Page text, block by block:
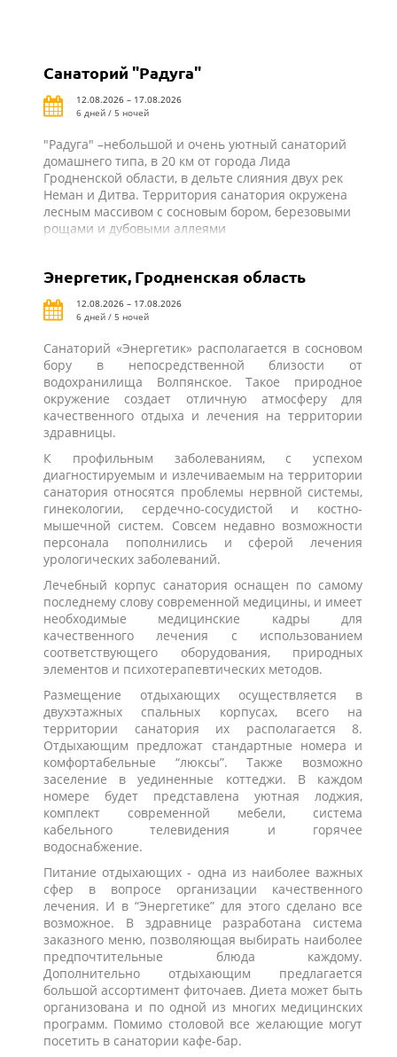
Санаторий "Радуга"
12.08.2026 – 17.08.2026
6 дней / 5 ночей
"Радуга" –небольшой и очень уютный санаторий
домашнего типа, в 20 км от города Лида
Гродненской области, в дельте слияния двух рек
Неман и Дитва. Территория санатория окружена
лесным массивом с сосновым бором, березовыми
рощами и дубовыми аллеями
Энергетик, Гродненская область
12.08.2026 – 17.08.2026
6 дней / 5 ночей
Санаторий «Энергетик» располагается в сосновом
бору в непосредственной близости от
водохранилища Волпянское. Такое природное
окружение создает отличную атмосферу для
качественного отдыха и лечения на территории
здравницы.
К профильным заболеваниям, с успехом
диагностируемым и излечиваемым на территории
санатория относятся проблемы нервной системы,
гинекологии, сердечно-сосудистой и костно-
мышечной систем. Совсем недавно возможности
персонала пополнились и сферой лечения
урологических заболеваний.
Лечебный корпус санатория оснащен по самому
последнему слову современной медицины, и имеет
необходимые медицинские кадры для
качественного лечения с использованием
соответствующего оборудования, природных
элементов и психотерапевтических методов.
Размещение отдыхающих осуществляется в
двухэтажных спальных корпусах, всего на
территории санатория их располагается 8.
Отдыхающим предложат стандартные номера и
комфортабельные “люксы”. Также возможно
заселение в уединенные коттеджи. В каждом
номере будет представлена уютная лоджия,
комплект современной мебели, система
кабельного телевидения и горячее
водоснабжение.
Питание отдыхающих - одна из наиболее важных
сфер в вопросе организации качественного
лечения. И в “Энергетике” для этого сделано все
возможное. В здравнице разработана система
заказного меню, позволяющая выбирать наиболее
предпочтительные блюда каждому.
Дополнительно отдыхающим предлагается
большой ассортимент фиточаев. Диета может быть
организована и по одной из многих медицинских
программ. Помимо столовой все желающие могут
посетить в санатории кафе-бар.